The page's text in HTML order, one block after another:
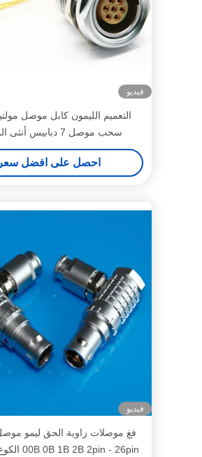
فيديو
التعميم الليمون كابل موصل
سحب موصل 7 دبابيس أنثى المقبس
احصل على افضل سعر
فيديو
فغ موصلات زاوية الحق ليمو
00B 0B 1B 2B 2pin - 26pin الكوع المكونات